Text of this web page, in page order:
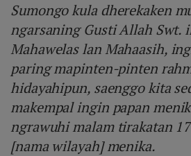
Sumongo kula dherekaken
ngarsaning Gusti Allah Swt.
Mahawelas lan Mahaasih,
paring mapinten-pinten
hidayahipun, saenggo kita
makempal ingin papan
ngrawuhi malam tirakatan
[nama wilayah] menika.